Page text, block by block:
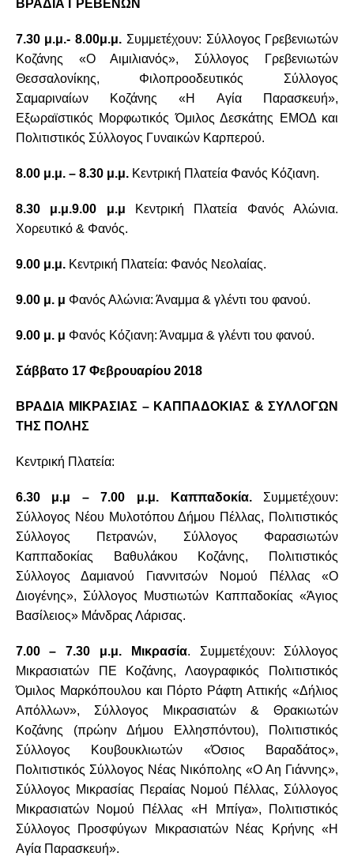
ΒΡΑΔΙΑ ΓΡΕΒΕΝΩΝ
7.30 μ.μ.- 8.00μ.μ. Συμμετέχουν: Σύλλογος Γρεβενιωτών
Κοζάνης «Ο Αιμιλιανός», Σύλλογος Γρεβενιωτών
Θεσσαλονίκης, Φιλοπροοδευτικός Σύλλογος
Σαμαριναίων Κοζάνης «Η Αγία Παρασκευή»,
Εξωραϊστικός Μορφωτικός Όμιλος Δεσκάτης ΕΜΟΔ και
Πολιτιστικός Σύλλογος Γυναικών Καρπερού.
8.00 μ.μ. – 8.30 μ.μ.Κεντρική Πλατεία Φανός Κόζιανη.
8.30 μ.μ.9.00 μ.μ Κεντρική Πλατεία Φανός Αλώνια.
Χορευτικό & Φανός.
9.00 μ.μ.Κεντρική Πλατεία: Φανός Νεολαίας.
9.00 μ. μ Φανός Αλώνια: Άναμμα & γλέντι του φανού.
9.00 μ. μ Φανός Κόζιανη: Άναμμα & γλέντι του φανού.
Σάββατο 17 Φεβρουαρίου 2018
ΒΡΑΔΙΑ ΜΙΚΡΑΣΙΑΣ – ΚΑΠΠΑΔΟΚΙΑΣ & ΣΥΛΛΟΓΩΝ
ΤΗΣ ΠΟΛΗΣ
Κεντρική Πλατεία:
6.30 μ.μ – 7.00 μ.μ. Καππαδοκία. Συμμετέχουν:
Σύλλογος Νέου Μυλοτόπου Δήμου Πέλλας, Πολιτιστικός
Σύλλογος Πετρανών, Σύλλογος Φαρασιωτών
Καππαδοκίας Βαθυλάκου Κοζάνης, Πολιτιστικός
Σύλλογος Δαμιανού Γιαννιτσών Νομού Πέλλας «Ο
Διογένης», Σύλλογος Μυστιωτών Καππαδοκίας «Άγιος
Βασίλειος» Μάνδρας Λάρισας.
7.00 – 7.30 μ.μ. Μικρασία. Συμμετέχουν: Σύλλογος
Μικρασιατών ΠΕ Κοζάνης, Λαογραφικός Πολιτιστικός
Όμιλος Μαρκόπουλου και Πόρτο Ράφτη Αττικής «Δήλιος
Απόλλων», Σύλλογος Μικρασιατών & Θρακιωτών
Κοζάνης (πρώην Δήμου Ελλησπόντου), Πολιτιστικός
Σύλλογος Κουβουκλιωτών «Όσιος Βαραδάτος»,
Πολιτιστικός Σύλλογος Νέας Νικόπολης «Ο Αη Γιάννης»,
Σύλλογος Μικρασίας Περαίας Νομού Πέλλας, Σύλλογος
Μικρασιατών Νομού Πέλλας «Η Μπίγα», Πολιτιστικός
Σύλλογος Προσφύγων Μικρασιατών Νέας Κρήνης «Η
Αγία Παρασκευή».